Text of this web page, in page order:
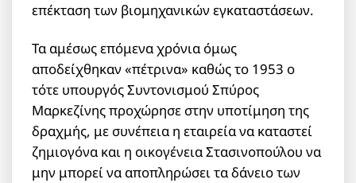
επέκταση των βιομηχανικών εγκαταστάσεων.
Τα αμέσως επόμενα χρόνια όμως
αποδείχθηκαν «πέτρινα» καθώς το 1953 ο
τότε υπουργός Συντονισμού Σπύρος
Μαρκεζίνης προχώρησε στην υποτίμηση της
δραχμής, με συνέπεια η εταιρεία να καταστεί
ζημιογόνα και η οικογένεια Στασινοπούλου να
μην μπορεί να αποπληρώσει τα δάνειο των